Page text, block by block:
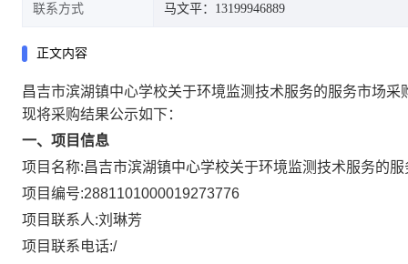
联系方式 马文平：13199946889
正文内容
昌吉市滨湖镇中心学校关于环境监测技术服务的服务市场采
现将采购结果公示如下：
一、项目信息
项目名称:昌吉市滨湖镇中心学校关于环境监测技术服务的
项目编号:2881101000019273776
项目联系人:刘琳芳
项目联系电话:/